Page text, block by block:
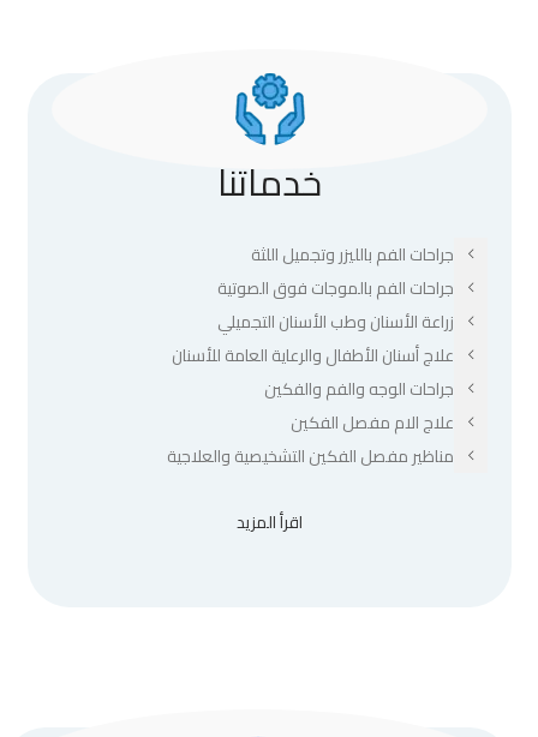
خدماتنا
جراحات الفم بالليزر وتجميل اللثة
جراحات الفم بالموجات فوق الصوتية
زراعة الأسنان وطب الأسنان التجميلي
علاج أسنان الأطفال والرعاية العامة للأسنان
جراحات الوجه والفم والفكين
علاج الام مفصل الفكين
مناظير مفصل الفكين التشخيصية والعلاجية
اقرأ المزيد